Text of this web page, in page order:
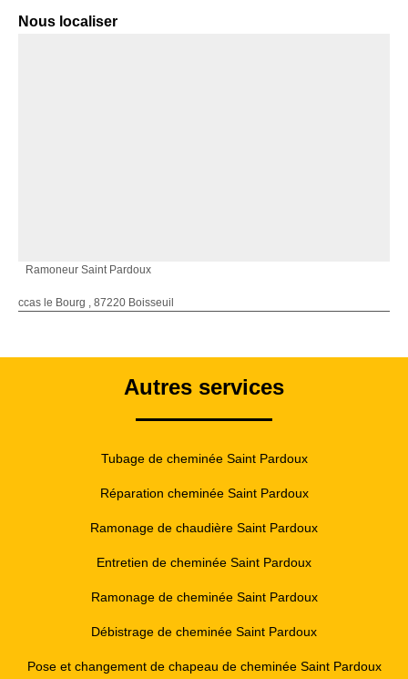
Nous localiser
Ramoneur Saint Pardoux
ccas le Bourg , 87220 Boisseuil
Autres services
Tubage de cheminée Saint Pardoux
Réparation cheminée Saint Pardoux
Ramonage de chaudière Saint Pardoux
Entretien de cheminée Saint Pardoux
Ramonage de cheminée Saint Pardoux
Débistrage de cheminée Saint Pardoux
Pose et changement de chapeau de cheminée Saint Pardoux